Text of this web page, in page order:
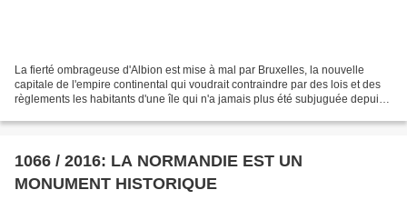
La fierté ombrageuse d'Albion est mise à mal par Bruxelles, la nouvelle
capitale de l'empire continental qui voudrait contraindre par des lois et des
règlements les habitants d'une île qui n'a jamais plus été subjuguée depuis...
1066 / 2016: LA NORMANDIE EST UN
MONUMENT HISTORIQUE